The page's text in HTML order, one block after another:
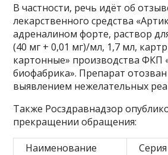
В частности, речь идёт об
лекарственного средства
адреналином форте, раствор
(40 мг + 0,01 мг)/мл, 1,7 мл,
картонные» производства ФКП
биофабрика». Препарат отозван
выявлением нежелательных
Также Росздравнадзор
прекращении обращения:
Наименование
Серия